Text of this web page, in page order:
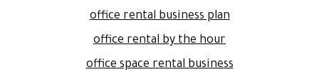
office rental business plan
office rental by the hour
office space rental business